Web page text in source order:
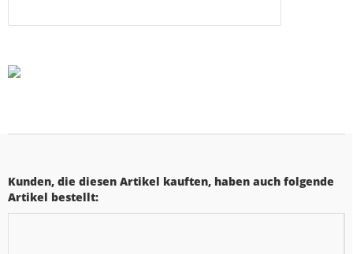
Kunden, die diesen Artikel kauften, haben auch folgende
Artikel bestellt: